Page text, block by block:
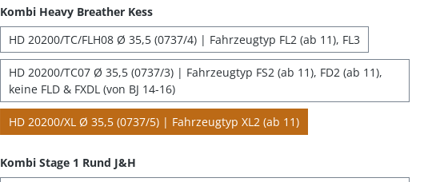
Kombi Heavy Breather Kess
HD 20200/TC/FLH08 Ø 35,5 (0737/4) | Fahrzeugtyp FL2 (ab 11), FL3
HD 20200/TC07 Ø 35,5 (0737/3) | Fahrzeugtyp FS2 (ab 11), FD2 (ab 11),
keine FLD & FXDL (von BJ 14-16)
HD 20200/XL Ø 35,5 (0737/5) | Fahrzeugtyp XL2 (ab 11)
Kombi Stage 1 Rund J&H